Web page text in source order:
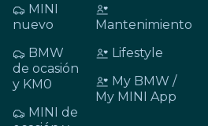
MINI
nuevo
BMW
de ocasión
y KM0
MINI de
Mantenimiento
Lifestyle
My BMW /
My MINI App